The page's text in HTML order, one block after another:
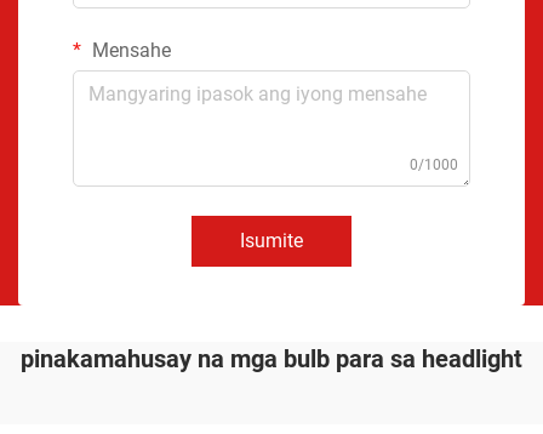
Mensahe
0/1000
Isumite
pinakamahusay na mga bulb para sa headlight